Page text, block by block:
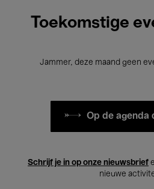
Toekomstige
Jammer, deze maand geen
Op de agenda
Schrijf je in op onze nieuwsbrief
nieuwe